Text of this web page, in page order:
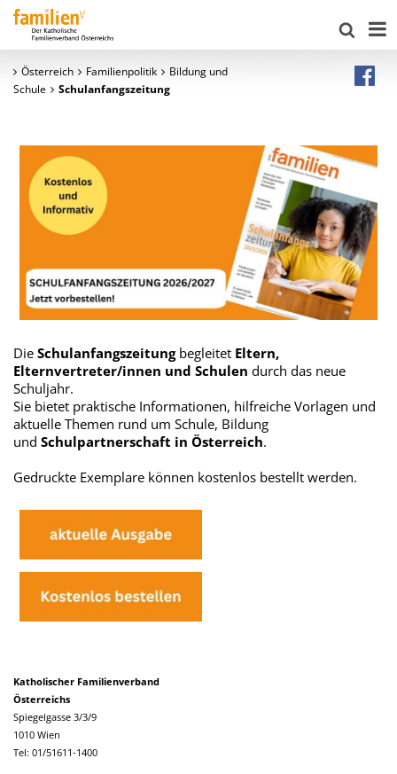
Österreich Familienpolitik
Bildung und
Schule
Schulanfangszeitung
Die Schulanfangszeitungbegleitet Eltern,
Elternvertreter/innen und Schulen durch das neue
Schuljahr.
Sie bietet praktische Informationen, hilfreiche Vorlagen und
aktuelle Themen rund um Schule, Bildung
und Schulpartnerschaft in Österreich.
Gedruckte Exemplare können kostenlos bestellt werden.
Katholischer Familienverband
Österreichs
Spiegelgasse 3/3/9
1010 Wien
Tel: 01/51611-1400